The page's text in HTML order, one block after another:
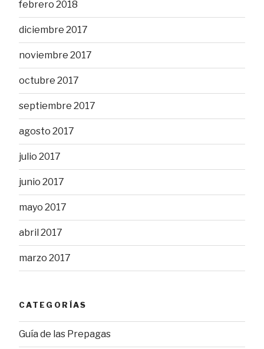
febrero 2018
diciembre 2017
noviembre 2017
octubre 2017
septiembre 2017
agosto 2017
julio 2017
junio 2017
mayo 2017
abril 2017
marzo 2017
CATEGORÍAS
Guía de las Prepagas